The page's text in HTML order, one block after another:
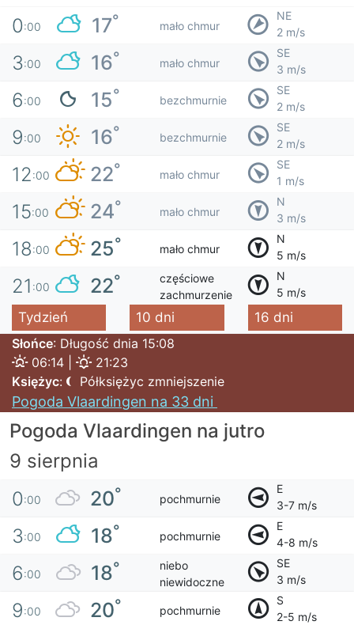
0:00 17° mało chmur
NE
2 m/s
3:00 16° mało chmur
SE
3 m/s
6:00 15° bezchmurnie
SE
2 m/s
9:00 16° bezchmurnie
SE
2 m/s
12:00 22° mało chmur
SE
1 m/s
15:00 24° mało chmur
N
3 m/s
18:00 25° mało chmur
N
5 m/s
21 :00 22°
częściowe
zachmurzenie
N
5 m/s
Tydzień 10 dni
16 dni
Słońce: Długość dnia 15:08
06:14 |
21:23
Księżyc: Półksiężyc zmniejszenie
Pogoda Vlaardingen na 33 dni
Pogoda Vlaardingen na jutro
9 sierpnia
0:00 20° pochmurnie
E
3-7 m/s
3:00 18° pochmurnie
E
4-8 m/s
6:00 18°
niebo
niewidoczne
SE
3 m/s
9:00 20° pochmurnie
S
2-5 m/s